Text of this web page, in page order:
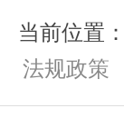
当前位置：
法规政策